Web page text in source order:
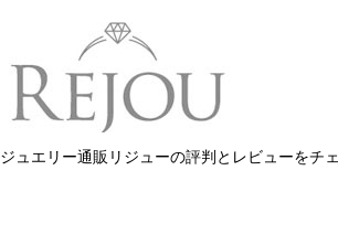
ジュエリー通販リジューの評判とレビューをチ